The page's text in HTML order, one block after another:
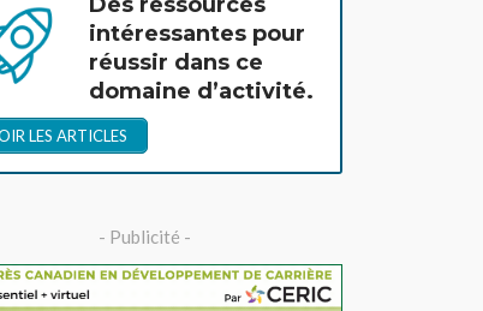
intéressantes pour
réussir dans ce
domaine d’activité.
LES ARTICLES
- Publicité -